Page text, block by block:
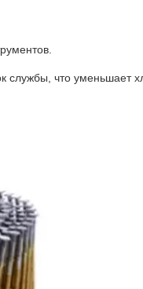
службы, что уменьшает